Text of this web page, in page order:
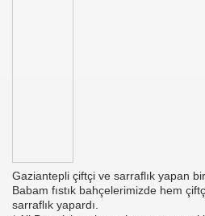
Gaziantepli çiftçi ve sarraflık yapan
Babam fıstık bahçelerimizde hem
sarraflık yapardı.